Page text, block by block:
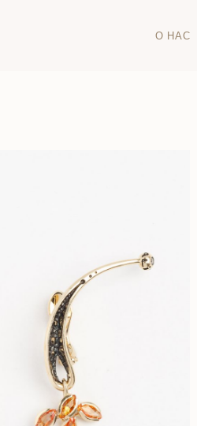
О НАС